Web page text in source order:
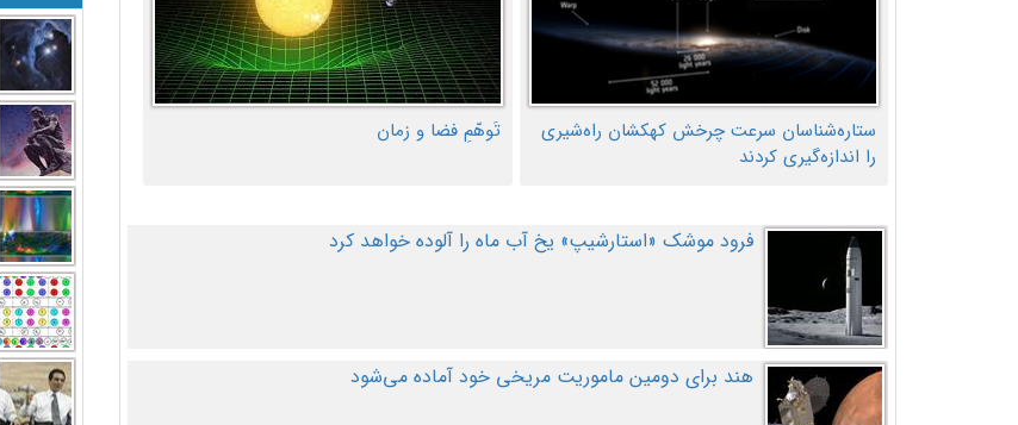
ستاره‌شناسان سرعت چرخش کهکشان راه‌شیری
را اندازه‌گیری کردند
تَوهّمِ فضا و زمان
فرود موشک «استارشیپ» یخ آب ماه را آلوده خواهد کرد
هند برای دومین ماموریت مریخی خود آماده می‌شود